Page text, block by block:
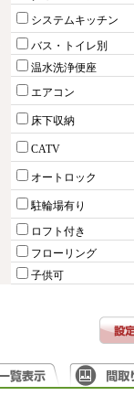
システムキッチン
バス・トイレ別
温水洗浄便座
エアコン
床下収納
CATV
オートロック
駐輪場有り
ロフト付き
フローリング
子供可